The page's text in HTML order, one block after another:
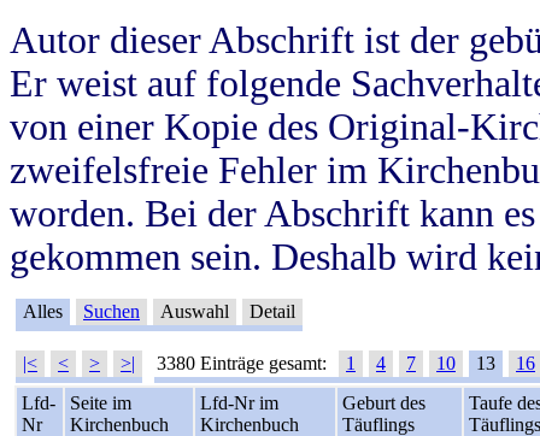
Autor dieser Abschrift ist der
Er weist auf folgende
von einer Kopie des Original-
zweifelsfreie Fehler im
worden. Bei der Abschrift kann
gekommen sein. Deshalb wird
Alles Suchen Auswahl Detail
|< < > >| 3380 Einträge gesamt: 1 4 7 10 13
16
Lfd-
Nr
Seite im
Kirchenbuch
Lfd-Nr im
Kirchenbuch
Geburt des
Täuflings
Taufe
Täuflings